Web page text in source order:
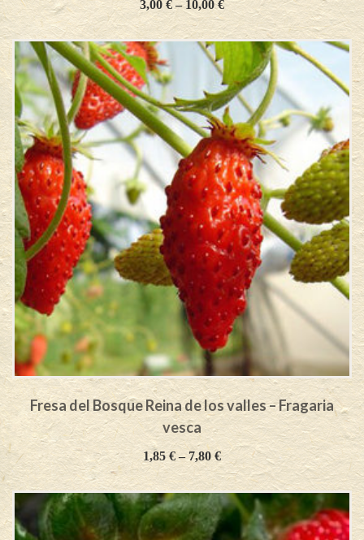
3,00 €–10,00€
Fresa del Bosque Reina de los valles – Fragaria
vesca
1,85€–7,80 €